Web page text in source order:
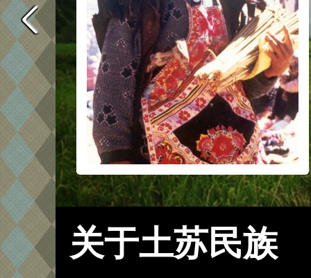
关于土苏民族